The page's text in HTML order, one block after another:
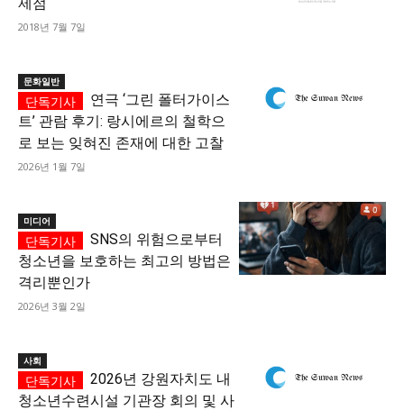
2018년 7월 7일
문화일반
연극 ‘그린 폴터가이스
트’ 관람 후기: 랑시에르의 철학으
로 보는 잊혀진 존재에 대한 고찰
2026년 1월 7일
미디어
SNS의 위험으로부터
청소년을 보호하는 최고의 방법은
격리뿐인가
2026년 3월 2일
사회
2026년 강원자치도 내
청소년수련시설 기관장 회의 및 사